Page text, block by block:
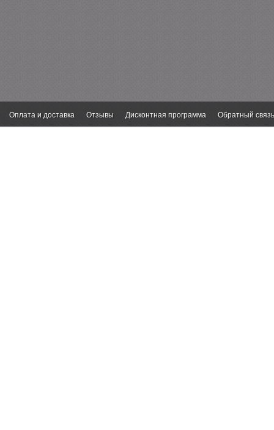
Оплата и доставка Отзывы Дисконтная программа Обратный связь